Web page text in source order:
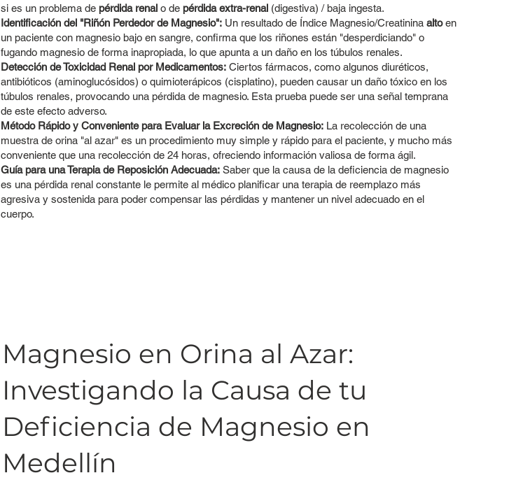
si es un problema depérdida renal o depérdida extra-renal (digestiva) / baja ingesta.
Identificación del "Riñón Perdedor de Magnesio": Un resultado de Índice Magnesio/Creatininaaltoen
un paciente con magnesio bajo en sangre, confirma que los riñones están "desperdiciando" o
fugando magnesio de forma inapropiada, lo que apunta a un daño en los túbulos renales.
Detección de Toxicidad Renal por Medicamentos: Ciertos fármacos, como algunos diuréticos,
antibióticos (aminoglucósidos) o quimioterápicos (cisplatino), pueden causar un daño tóxico en los
túbulos renales, provocando una pérdida de magnesio. Esta prueba puede ser una señal temprana
de este efecto adverso.
Método Rápido y Conveniente para Evaluar la Excreción de Magnesio: La recolección de una
muestra de orina "al azar" es un procedimiento muy simple y rápido para el paciente, y mucho más
conveniente que una recolección de 24 horas, ofreciendo información valiosa de forma ágil.
Guía para una Terapia de Reposición Adecuada: Saber que la causa de la deficiencia de magnesio
es una pérdida renal constante le permite al médico planificar una terapia de reemplazo más
agresiva y sostenida para poder compensar las pérdidas y mantener un nivel adecuado en el
cuerpo.
Magnesio en Orina al Azar:
Investigando la Causa de tu
Deficiencia de Magnesio en
Medellín